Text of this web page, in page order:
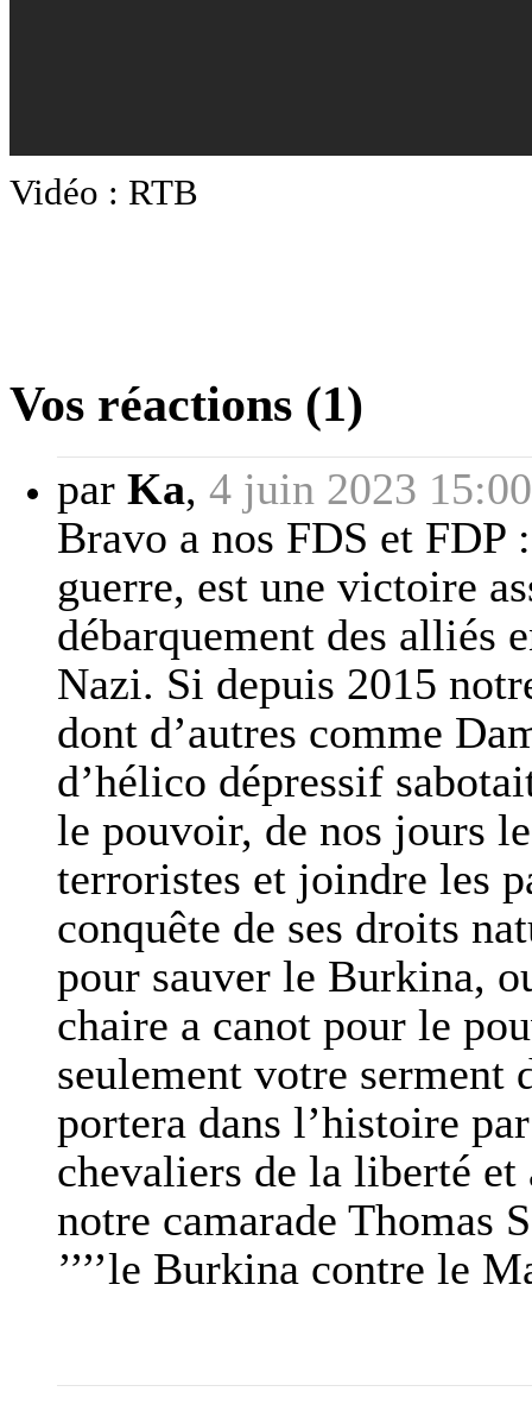
Vidéo : RTB
Vos réactions (1)
par Ka, 4 juin 2023 15:00
Bravo a nos FDS et FDP
guerre, est une victoire
débarquement des alliés
Nazi. Si depuis 2015
dont d’autres comme
d’hélico dépressif
le pouvoir, de nos jours
terroristes et joindre les
conquête de ses droits
pour sauver le Burkina,
chaire a canot pour le
seulement votre serment
portera dans l’histoire
chevaliers de la liberté et
notre camarade Thomas
’’’’le Burkina contre le